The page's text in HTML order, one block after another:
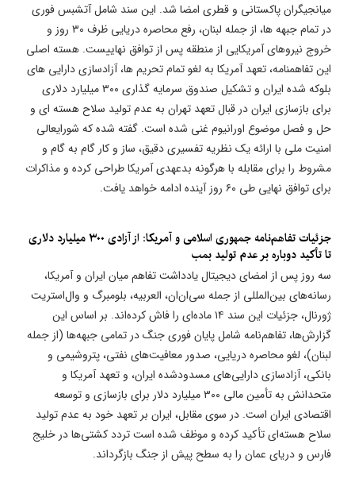
میانجیگران پاکستانی و قطری امضا شد. این سند شامل آتشبس فوری
در تمام جبهه ها، از جمله لبنان، رفع محاصره دریایی ظرف ۳۰ روز و
خروج نیروهای آمریکایی از منطقه پس از توافق نهاییست. هسته اصلی
این تفاهمنامه، تعهد آمریکا به لغو تمام تحریم ها، آزادسازی دارایی های
بلوکه شده ایران و تشکیل صندوق سرمایه گذاری ۳۰۰ میلیارد دلاری
برای بازسازی ایران در قبال تعهد تهران به عدم تولید سلاح هسته ای و
حل و فصل موضوع اورانیوم غنی شده است. گفته شده که شورایعالی
امنیت ملی با ارائه یک نظریه تفسیری دقیق، ساز و کار گام به گام و
مشروط را برای مقابله با هرگونه بدعهدی آمریکا طراحی کرده و مذاکرات
برای توافق نهایی طی ۶۰ روز آینده ادامه خواهد یافت.
جزئیات تفاهم‌نامه جمهوری اسلامی و آمریکا: از آزادی ۳۰۰ میلیارد دلاری
تا تأکید دوباره بر عدم تولید بمب
سه روز پس از امضای دیجیتال یادداشت تفاهم میان ایران و آمریکا،
رسانه‌های بین‌المللی از جمله سی‌ان‌ان، العربیه، بلومبرگ و وال‌استریت
ژورنال، جزئیات این سند ۱۴ ماده‌ای را فاش کرده‌اند. بر اساس این
گزارش‌ها، تفاهم‌نامه شامل پایان فوری جنگ در تمامی جبهه‌ها (از جمله
لبنان)، لغو محاصره دریایی، صدور معافیت‌های نفتی، پتروشیمی و
بانکی، آزادسازی دارایی‌های مسدودشده ایران، و تعهد آمریکا و
متحدانش به تأمین مالی ۳۰۰ میلیارد دلار برای بازسازی و توسعه
اقتصادی ایران است. در سوی مقابل، ایران بر تعهد خود به عدم تولید
سلاح هسته‌ای تأکید کرده و موظف شده است تردد کشتی‌ها در خلیج
فارس و دریای عمان را به سطح پیش از جنگ بازگرداند.